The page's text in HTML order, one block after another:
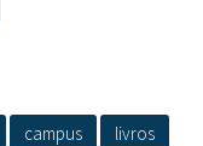
campus
livros